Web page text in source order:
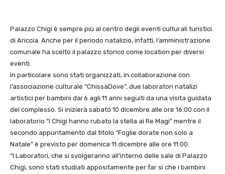
Palazzo Chigi è sempre più al centro degli eventi culturali turistici
di Ariccia. Anche per il periodo natalizio, infatti, l’amministrazione
comunale ha scelto il palazzo storico come location per diversi
eventi.
In particolare sono stati organizzati, in collaborazione con
l’associazione culturale “ChissàDove”, due laboratori natalizi
artistici per bambini dai 6 agli 11 anni seguiti da una visita guidata
del complesso. Si inizierà sabato 10 dicembre alle ore 16:00 con il
laboratorio “I Chigi hanno rubato la stella ai Re Magi” mentre il
secondo appuntamento dal titolo “Foglie dorate non solo a
Natale” è previsto per domenica 11 dicembre alle ore 11:00.
“I Laboratori, che si svolgeranno all’interno delle sale di Palazzo
Chigi, sono stati studiati appositamente per far sì che i bambini